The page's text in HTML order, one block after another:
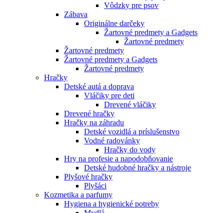
Vôdzky pre psov
Zábava
Originálne darčeky
Žartovné predmety a Gadgets
Žartovné predmety
Žartovné predmety
Žartovné predmety a Gadgets
Žartovné predmety
Hračky
Detské autá a doprava
Vláčiky pre deti
Drevené vláčiky
Drevené hračky
Hračky na záhradu
Detské vozidlá a príslušenstvo
Vodné radovánky
Hračky do vody
Hry na profesie a napodobňovanie
Detské hudobné hračky a nástroje
Plyšové hračky
Plyšáci
Kozmetika a parfumy
Hygiena a hygienické potreby